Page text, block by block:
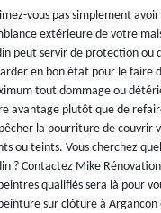
vous pas simplement
extérieure de votre
peut servir de protection ou
en bon état pour le faire
tout dommage ou
avantage plutôt que de
la pourriture de couvrir
ou teints. Vous cherchez
? Contactez Mike
qualifiés sera là pour
sur clôture à Argancon